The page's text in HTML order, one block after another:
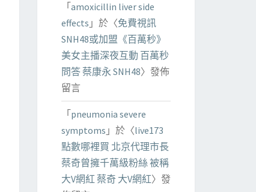
「 amoxicillin liver side
effects 」於〈免費視訊
SNH48或加盟《百萬秒》
美女主播深夜互動 百萬秒
問答 蔡康永 SNH48〉發佈
留言
「 pneumonia severe
symptoms 」於〈live173
點數哪裡買 北京代理市長
蔡奇曾擁千萬級粉絲 被稱
大V網紅 蔡奇 大V網紅〉發